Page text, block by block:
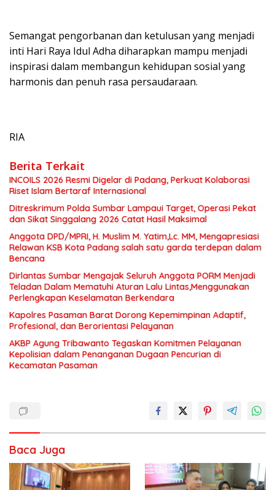
Semangat pengorbanan dan ketulusan yang menjadi
inti Hari Raya Idul Adha diharapkan mampu menjadi
inspirasi dalam membangun kehidupan sosial yang
harmonis dan penuh rasa persaudaraan.
RIA
Berita Terkait
INCOILS 2026 Resmi Digelar di Padang, Perkuat Kolaborasi
Riset Islam Bertaraf Internasional
Ditreskrimum Polda Sumbar Lampaui Target, Operasi Pekat
dan Sikat Singgalang 2026 Catat Hasil Maksimal
Anggota DPD/MPRI, H. Muslim M. Yatim,Lc. MM, Mengapresiasi
Relawan KSB Kota Padang salah satu garda terdepan dalam
Bencana
Dirlantas Sumbar Mengajak Seluruh Anggota PORM Menjadi
Teladan Dalam Mematuhi Aturan Lalu Lintas,Menggunakan
Perlengkapan Keselamatan Berkendara
Kapolres Pasaman Barat Dorong Kepemimpinan Adaptif,
Profesional, dan Berorientasi Pelayanan
AKBP Agung Tribawanto Tegaskan Komitmen Pelayanan
Kepolisian dalam Penanganan Dugaan Pencurian di
Kecamatan Pasaman
Baca Juga